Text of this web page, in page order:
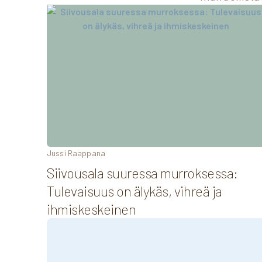
Siivousala suuressa murroksessa:
Tulevaisuus on älykäs, vihreä ja
ihmiskeskeinen
Jussi Raappana